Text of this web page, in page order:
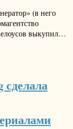
(в него
выкупил…